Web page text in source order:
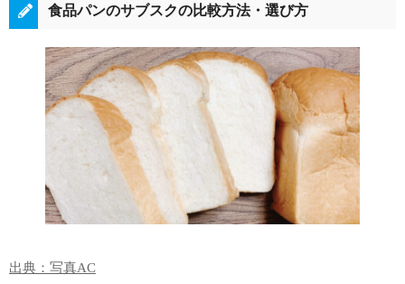
食品パンのサブスクの比較方法・選び方
出典：写真AC